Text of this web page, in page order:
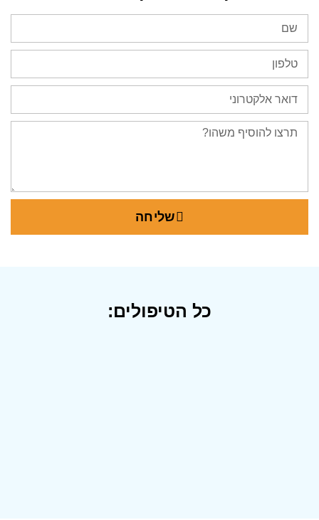
שליחה
כל הטיפולים: